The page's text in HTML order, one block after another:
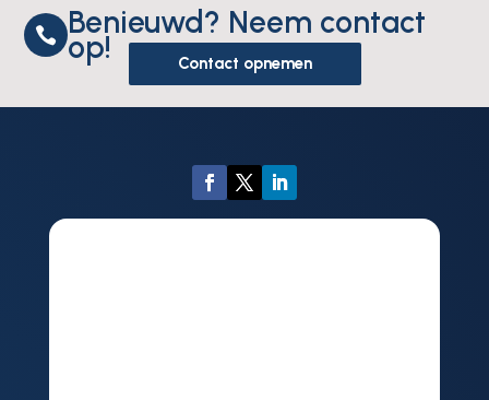
 Benieuwd? Neem contact
op! Contact opnemen